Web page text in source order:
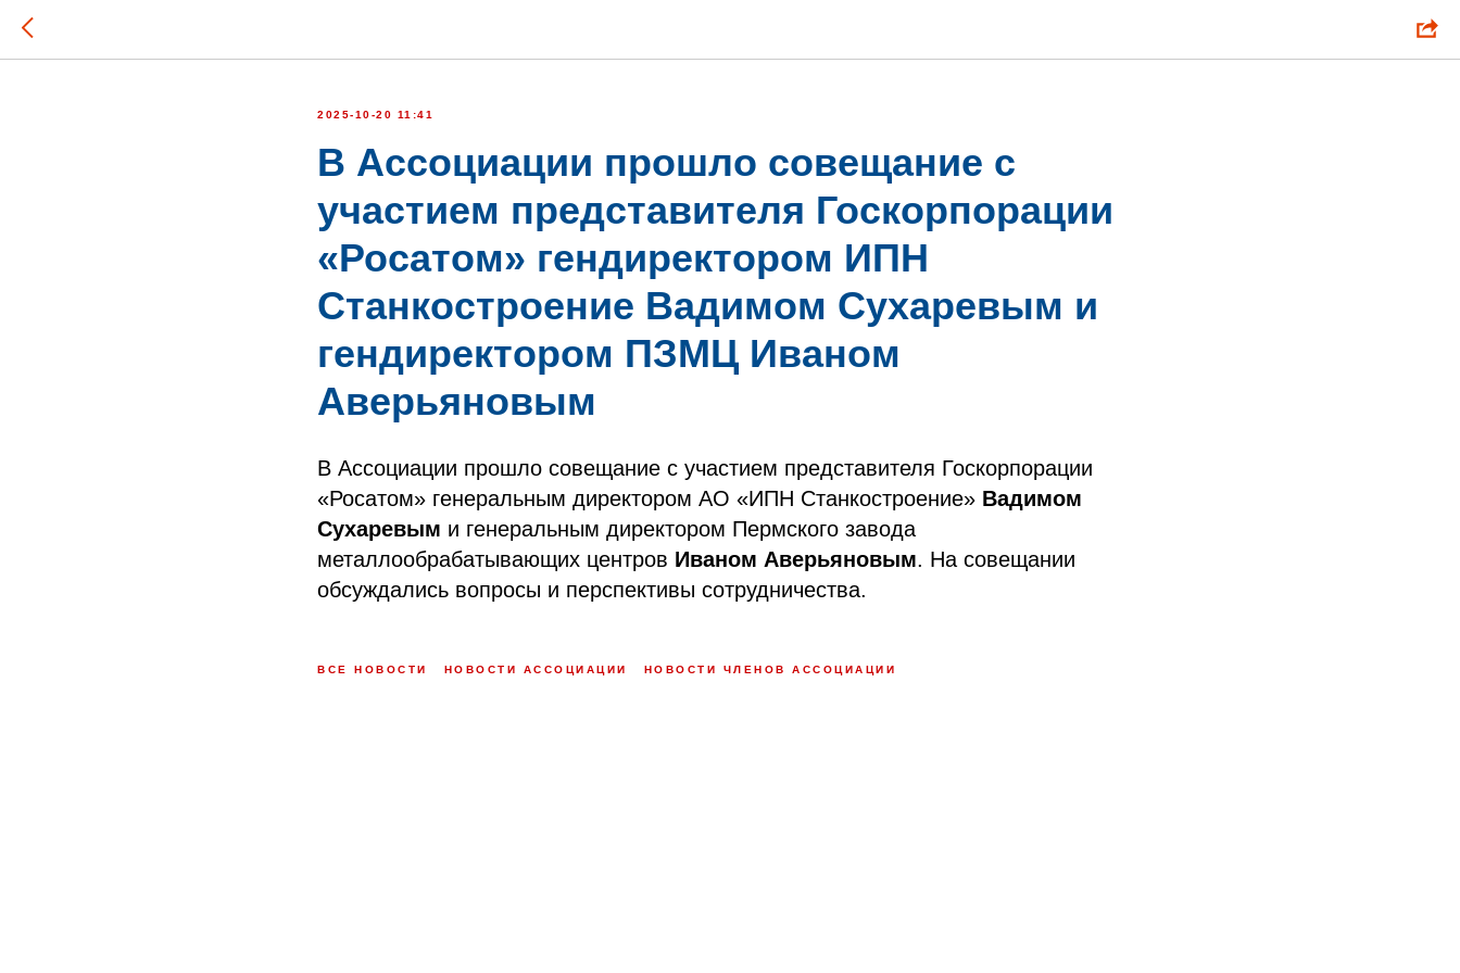
2025-10-20 11:41
В Ассоциации прошло совещание с
участием представителя Госкорпорации
«Росатом» гендиректором ИПН
Станкостроение Вадимом Сухаревым и
гендиректором ПЗМЦ Иваном
Аверьяновым
В Ассоциации прошло совещание с участием представителя Госкорпорации
«Росатом» генеральным директором АО «ИПН Станкостроение» Вадимом
Сухаревым и генеральным директором Пермского завода
металлообрабатывающих центров Иваном Аверьяновым. На совещании
обсуждались вопросы и перспективы сотрудничества.
ВСЕ НОВОСТИ НОВОСТИ АССОЦИАЦИИ НОВОСТИ ЧЛЕНОВ АССОЦИАЦИИ